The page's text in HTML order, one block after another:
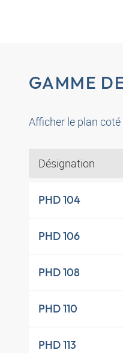
GAMME
Afficher le plan coté
Désignation
PHD 104
PHD 106
PHD 108
PHD 110
PHD 113